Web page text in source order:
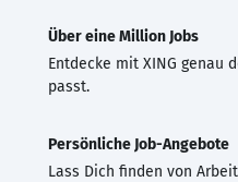
Über eine Million Jobs
Entdecke mit XING genau
passt.
Persönliche Job-Angebote
Lass Dich finden von